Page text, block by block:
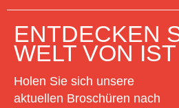
ENTDECKEN
WELT VON IST
Holen Sie sich unsere
aktuellen Broschüren nach